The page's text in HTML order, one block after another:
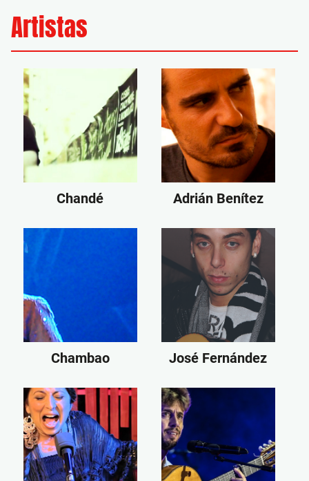
Artistas
Chandé Adrián Benítez
Chambao José Fernández